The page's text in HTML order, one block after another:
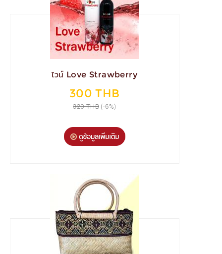
ไวน์ Love Strawberry
300 THB
320 THB(-6%)